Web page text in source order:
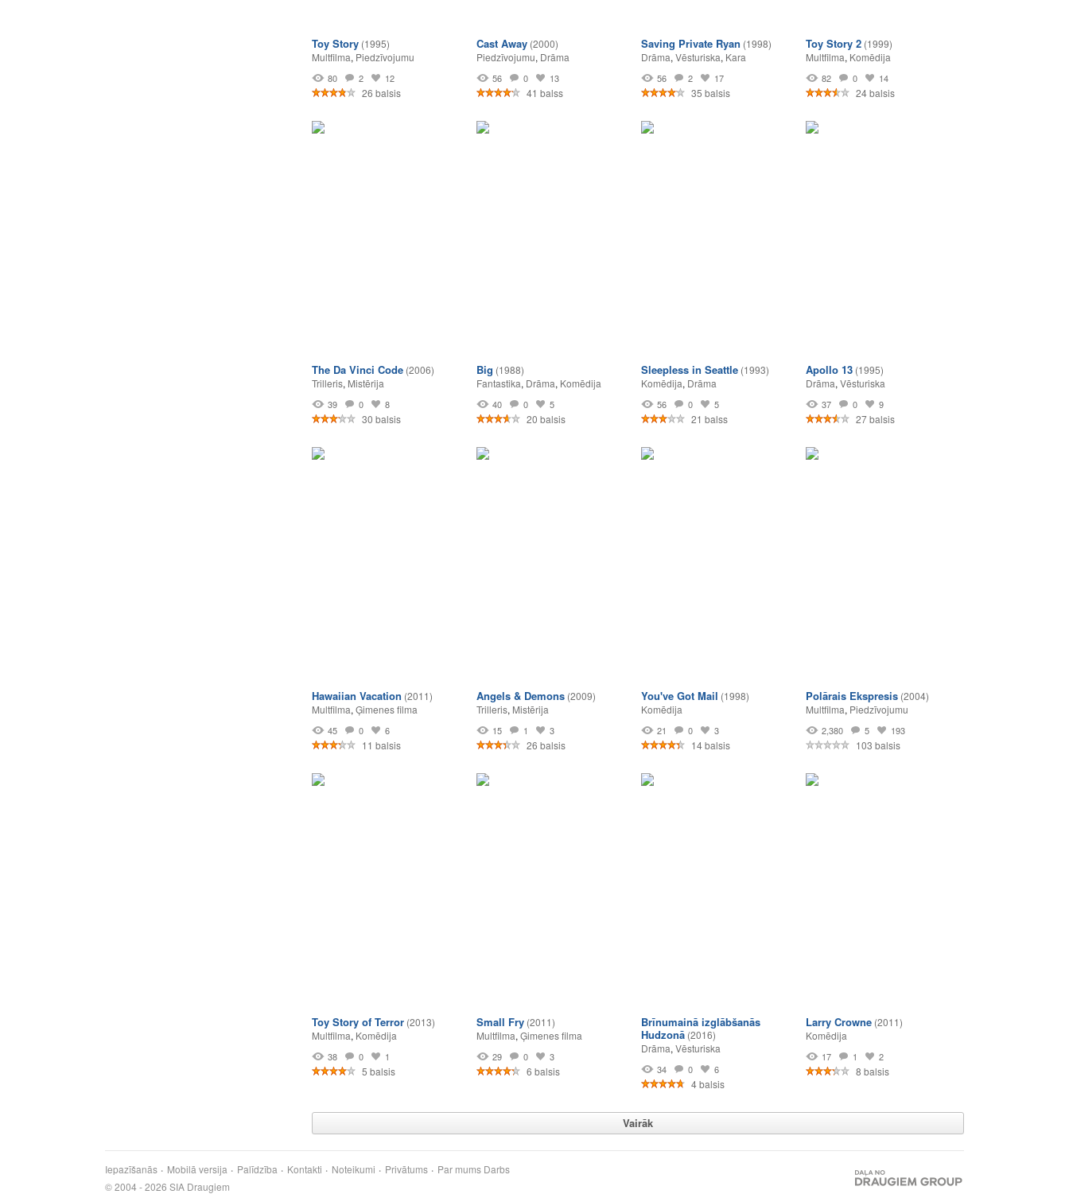
Toy Story (1995)
Multfilma, Piedzīvojumu
80 2 12
26 balsis
Cast Away (2000)
Piedzīvojumu, Drāma
56 0 13
41 balss
Saving Private Ryan (1998)
Drāma, Vēsturiska, Kara
56 2 17
35 balsis
Toy Story 2 (1999)
Multfilma, Komēdija
82 0 14
24 balsis
The Da Vinci Code (2006)
Trilleris, Mistērija
39 0 8
30 balsis
Big (1988)
Fantastika, Drāma, Komēdija
40 0 5
20 balsis
Sleepless in Seattle (1993)
Komēdija, Drāma
56 0 5
21 balss
Apollo 13 (1995)
Drāma, Vēsturiska
37 0 9
27 balsis
Hawaiian Vacation (2011)
Multfilma, Ģimenes filma
45 0 6
11 balsis
Angels & Demons (2009)
Trilleris, Mistērija
15 1 3
26 balsis
You've Got Mail (1998)
Komēdija
21 0 3
14 balsis
Polārais Ekspresis (2004)
Multfilma, Piedzīvojumu
2,380 5 193
103 balsis
Toy Story of Terror (2013)
Multfilma, Komēdija
38 0 1
5 balsis
Small Fry (2011)
Multfilma, Ģimenes filma
29 0 3
6 balsis
Brīnumainā izglābšanās
Hudzonā (2016)
Drāma, Vēsturiska
34 0 6
4 balsis
Larry Crowne (2011)
Komēdija
17 1 2
8 balsis
Vairāk
Iepazīšanās Mobilā versija Palīdzība Kontakti Noteikumi Privātums Par mums Darbs
© 2004 - 2026 SIA Draugiem